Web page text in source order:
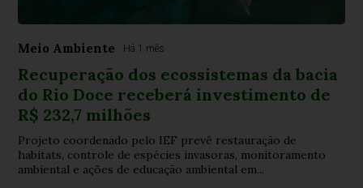
Meio Ambiente Há 1 mês
Recuperação dos ecossistemas da bacia
do Rio Doce receberá investimento de
R$ 232,7 milhões
Projeto coordenado pelo IEF prevê restauração de
habitats, controle de espécies invasoras, monitoramento
ambiental e ações de educação ambiental em...